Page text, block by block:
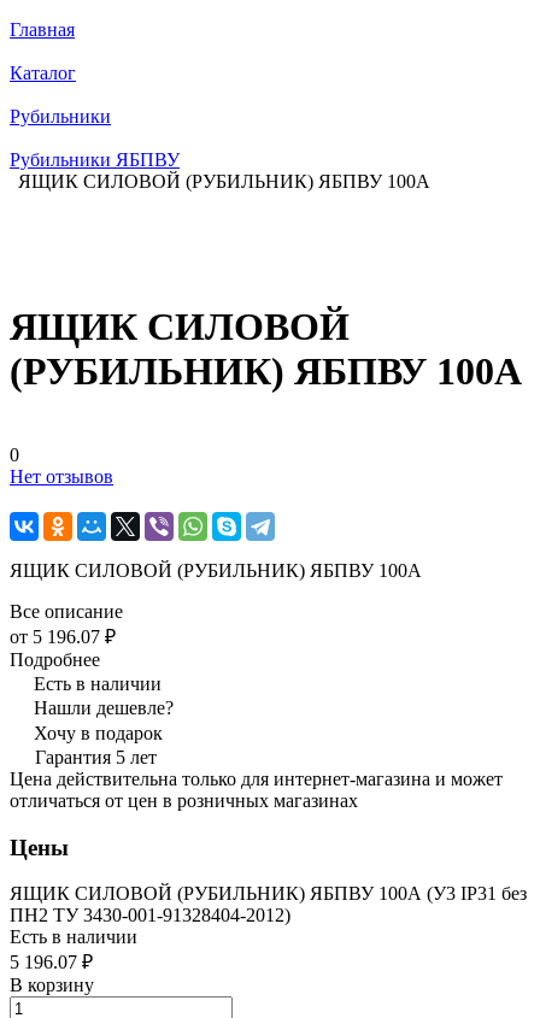
Главная
Каталог
Рубильники
Рубильники ЯБПВУ
ЯЩИК СИЛОВОЙ (РУБИЛЬНИК) ЯБПВУ 100А
ЯЩИК СИЛОВОЙ
(РУБИЛЬНИК) ЯБПВУ 100А
0
Нет отзывов
ЯЩИК СИЛОВОЙ (РУБИЛЬНИК) ЯБПВУ 100А
Все описание
от 5 196.07 ₽
Подробнее
Есть в наличии
Нашли дешевле?
Хочу в подарок
Гарантия 5 лет
Цена действительна только для интернет-магазина и может
отличаться от цен в розничных магазинах
Цены
ЯЩИК СИЛОВОЙ (РУБИЛЬНИК) ЯБПВУ 100А (У3 IP31 без
ПН2 ТУ 3430-001-91328404-2012)
Есть в наличии
5 196.07 ₽
В корзину